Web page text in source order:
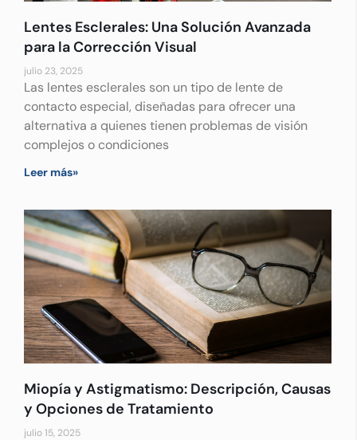
Lentes Esclerales: Una Solución Avanzada
para la Corrección Visual
julio 23, 2025
Las lentes esclerales son un tipo de lente de
contacto especial, diseñadas para ofrecer una
alternativa a quienes tienen problemas de visión
complejos o condiciones
Leer más»
Miopía y Astigmatismo: Descripción, Causas
y Opciones de Tratamiento
julio 15, 2025